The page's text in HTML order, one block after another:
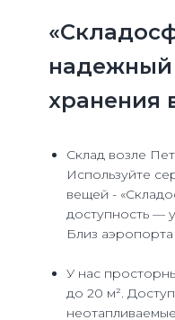
надежный
хранения
Склад возле
Используйте
вещей -
доступность —
Близ
У нас
до 20 м².